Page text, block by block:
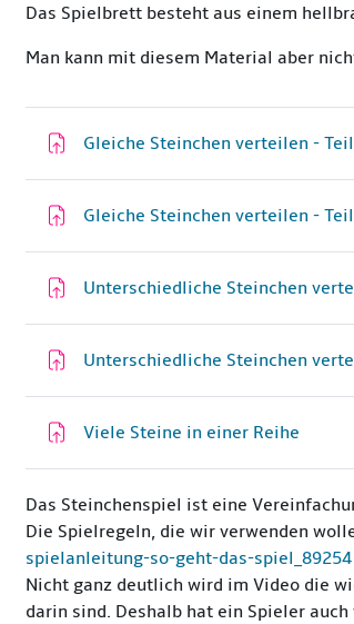
Das Spielbrett besteht aus einem
Man kann mit diesem Material aber
Gleiche Steinchen verteilen -
Gleiche Steinchen verteilen -
Unterschiedliche Steinchen
Unterschiedliche Steinchen
Viele Steine in einer Reihe
Das Steinchenspiel ist eine
Die Spielregeln, die wir verwenden
spielanleitung-so-geht-das-spiel_89254
Nicht ganz deutlich wird im Video die
darin sind. Deshalb hat ein Spieler